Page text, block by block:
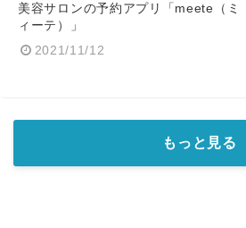
美容サロンの予約アプリ「meete（ミ
ィーテ）」
2021/11/12
もっと見る